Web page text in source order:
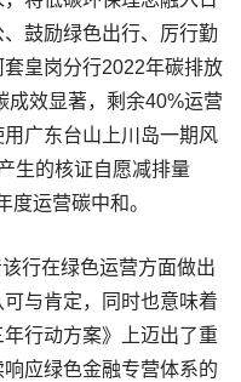
鼓励绿色出行、厉行勤
皇岗分行2022年碳排放
成效显著，剩余40%运营
广东台山上川岛一期风
生的核证自愿减排量
度运营碳中和。
行在绿色运营方面做出
与肯定，同时也意味着
行动方案》上迈出了重
应绿色金融专营体系的